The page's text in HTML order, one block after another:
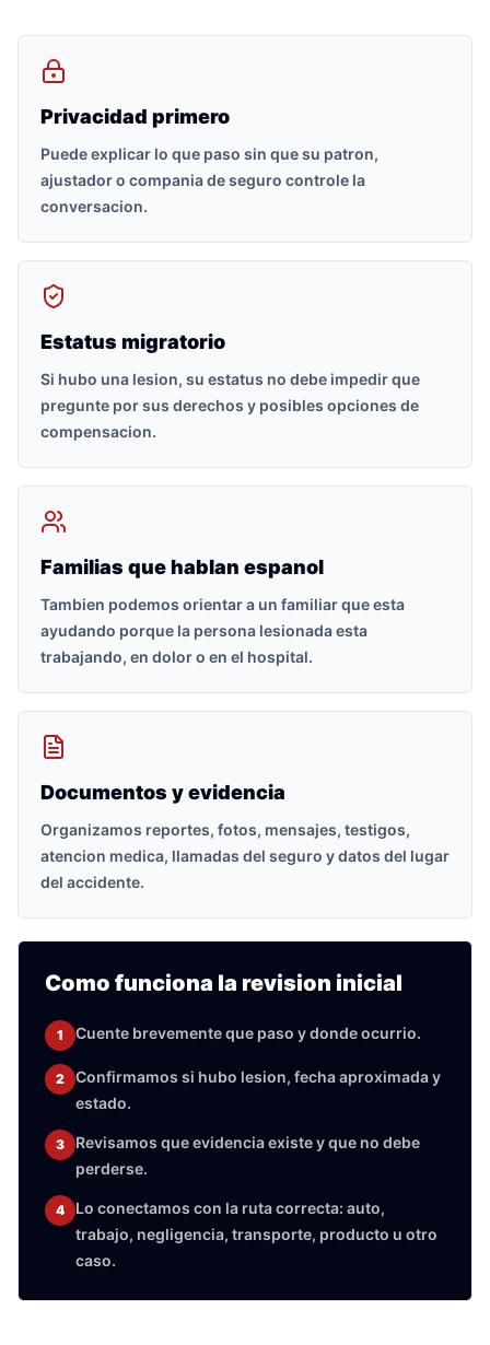
Privacidad primero
Puede explicar lo que paso sin que su patron,
ajustador o compania de seguro controle la
conversacion.
Estatus migratorio
Si hubo una lesion, su estatus no debe impedir que
pregunte por sus derechos y posibles opciones de
compensacion.
Familias que hablan espanol
Tambien podemos orientar a un familiar que esta
ayudando porque la persona lesionada esta
trabajando, en dolor o en el hospital.
Documentos y evidencia
Organizamos reportes, fotos, mensajes, testigos,
atencion medica, llamadas del seguro y datos del lugar
del accidente.
Como funciona la revision inicial
1 Cuente brevemente que paso y donde ocurrio.
2
Confirmamos si hubo lesion, fecha aproximada y
estado.
3
Revisamos que evidencia existe y que no debe
perderse.
4
Lo conectamos con la ruta correcta: auto,
trabajo, negligencia, transporte, producto u otro
caso.